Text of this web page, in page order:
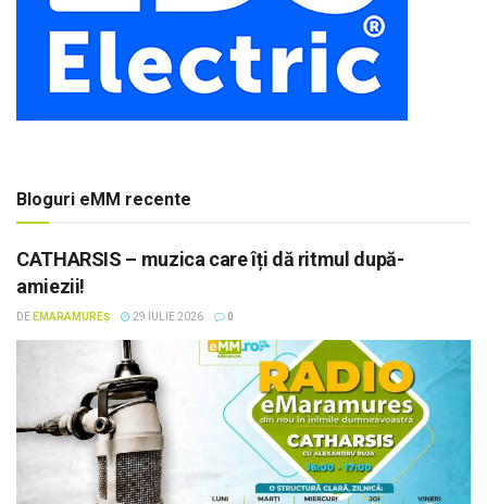
Bloguri eMM recente
CATHARSIS – muzica care îți dă ritmul după-
amiezii!
DE EMARAMUREȘ 29 IULIE 2026 0